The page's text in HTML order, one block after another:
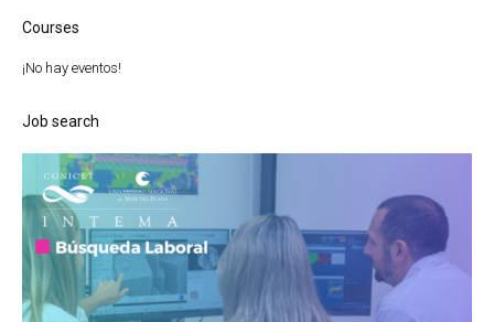
Courses
¡No hay eventos!
Job search